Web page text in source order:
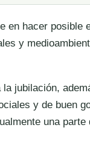
hacer posible
y
jubilación,
y de buen
una